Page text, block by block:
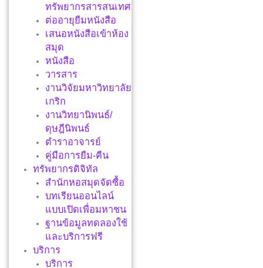
ทรัพยากรสารสนเทศ
ต่ออายุยืมหนังสือ
เสนอหนังสือเข้าห้อง
สมุด
หนังสือ
วารสาร
งานวิจัยมหาวิทยาลัย
เกริก
งานวิทยานิพนธ์/
ดุษฎีนิพนธ์
ตำราอาจารย์
คู่มือการยืม-คืน
ทรัพยากรดิจิทัล
สำนักหอสมุดจัดซื้อ
บทเรียนออนไลน์
แบบเปิดเพื่อมหาชน
ฐานข้อมูลทดลองใช้
และบริการฟรี
บริการ
บริการ